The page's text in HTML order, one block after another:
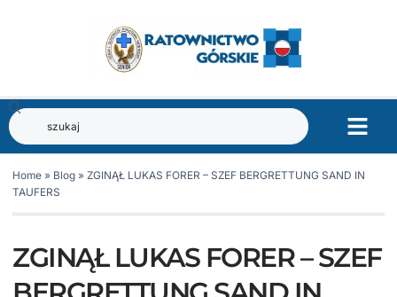
Home » Blog » ZGINĄŁ LUKAS FORER – SZEF BERGRETTUNG SAND IN
TAUFERS
ZGINĄŁ LUKAS FORER – SZEF